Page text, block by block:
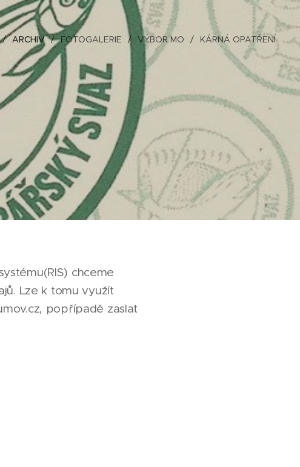
ARCHIV FOTOGALERIE VÝBOR MO KÁRNÁ OPATŘENÍ
chceme
Lze k tomu využít
popřípadě zaslat